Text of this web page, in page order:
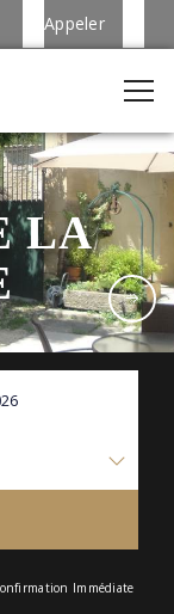
Appeler
LA
Immédiate